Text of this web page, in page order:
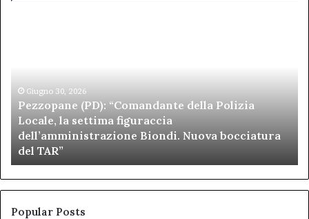
Locale,
settima
figuraccia
dell’amministrazione
Biondi.
Nuova
bocciatura
del
Giugno 30, 2026
Pezzopane (PD): “Comandante della Polizia
Locale, la settima figuraccia
dell’amministrazione Biondi. Nuova bocciatura
del TAR”
ai
Popular Posts